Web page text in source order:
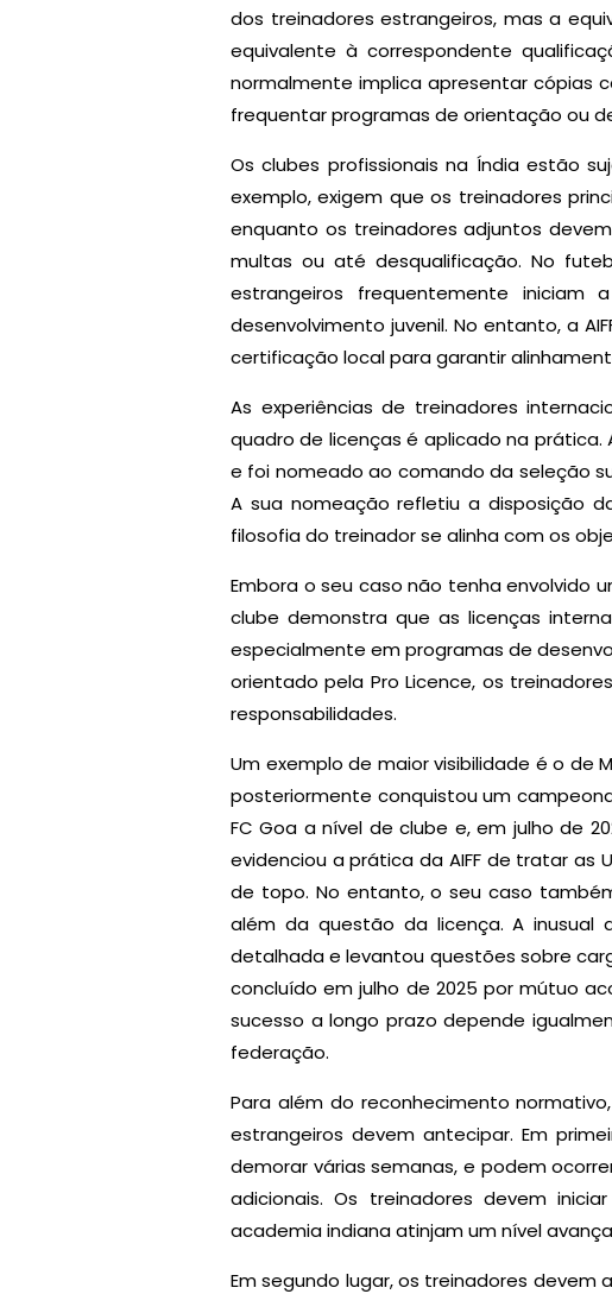
dos treinadores estrangeiros, mas a
equivalente à correspondente
normalmente implica apresentar cópias
frequentar programas de orientação ou
Os clubes profissionais na Índia estão
exemplo, exigem que os treinadores
enquanto os treinadores adjuntos
multas ou até desqualificação. No
estrangeiros frequentemente
desenvolvimento juvenil. No entanto, a
certificação local para garantir
As experiências de treinadores
quadro de licenças é aplicado na prática.
e foi nomeado ao comando da seleção
A sua nomeação refletiu a disposição
filosofia do treinador se alinha com os
Embora o seu caso não tenha envolvido
clube demonstra que as licenças
especialmente em programas de
orientado pela Pro Licence, os
responsabilidades.
Um exemplo de maior visibilidade é o de
posteriormente conquistou um
FC Goa a nível de clube e, em julho de
evidenciou a prática da AIFF de tratar as
de topo. No entanto, o seu caso
além da questão da licença. A inusual
detalhada e levantou questões sobre
concluído em julho de 2025 por mútuo
sucesso a longo prazo depende
federação.
Para além do reconhecimento
estrangeiros devem antecipar. Em
demorar várias semanas, e podem
adicionais. Os treinadores devem
academia indiana atinjam um nível
Em segundo lugar, os treinadores